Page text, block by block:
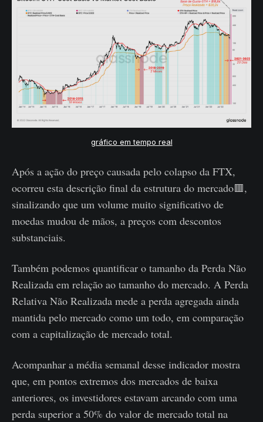
gráfico em tempo real
Após a ação do preço causada pelo colapso da FTX,
ocorreu esta descrição final da estrutura do mercado🟥,
sinalizando que um volume muito significativo de
moedas mudou de mãos, a preços com descontos
substanciais.
Também podemos quantificar o tamanho da Perda Não
Realizada em relação ao tamanho do mercado. A Perda
Relativa Não Realizada mede a perda agregada ainda
mantida pelo mercado como um todo, em comparação
com a capitalização de mercado total.
Acompanhar a média semanal desse indicador mostra
que, em pontos extremos dos mercados de baixa
anteriores, os investidores estavam arcando com uma
perda superior a 50% do valor de mercado total na